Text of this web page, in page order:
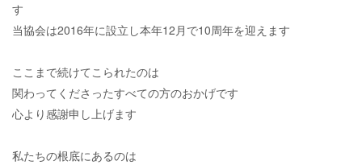
す
当協会は2016年に設立し本年12月で10周年を迎えます
ここまで続けてこられたのは
関わってくださったすべての方のおかげです
心より感謝申し上げます
私たちの根底にあるのは